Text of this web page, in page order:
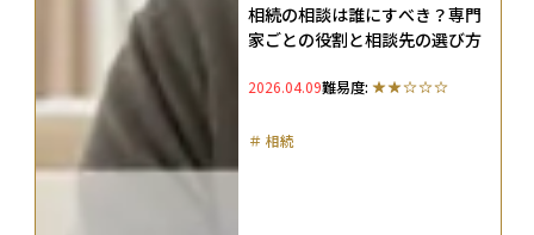
相続の相談は誰にすべき？専門
家ごとの役割と相談先の選び方
2026.04.09難易度:
＃ 相続